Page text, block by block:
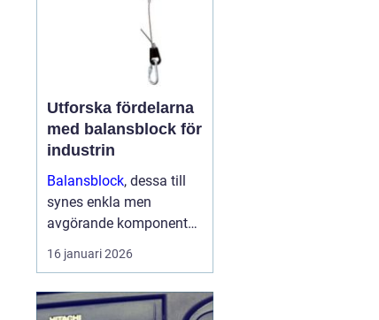
Utforska fördelarna
med balansblock för
industrin
Balansblock, dessa till
synes enkla men
avgörande komponenter,
har länge spelat en viktig
roll inom industrin. Det
jämvikt mellan
16 januari 2026